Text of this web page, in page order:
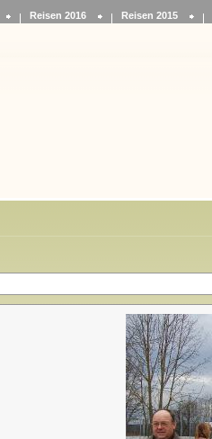
Reisen 2016 Reisen 2015